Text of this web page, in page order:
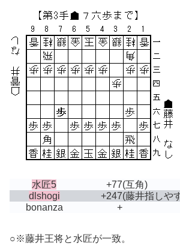
水匠5 +77(互角)
dlshogi
+247(藤井指しや
bonanza
+
○※藤井王将と水匠が一致。